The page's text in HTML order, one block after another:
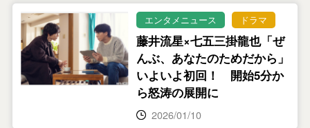
エンタメニュース ドラマ
藤井流星×七五三掛龍也「ぜ
んぶ、あなたのためだから」
いよいよ初回！ 開始5分か
ら怒涛の展開に
2026/01/10